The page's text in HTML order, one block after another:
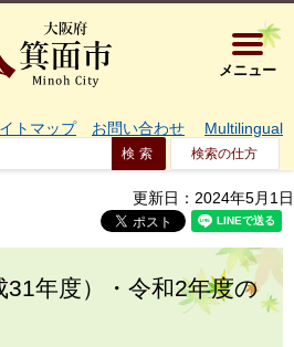
大阪府箕
メニュー
トマップ お問い合わせ Multilingual
検索の仕方
更新日：2024年5月1日
31年度）・令和2年度の